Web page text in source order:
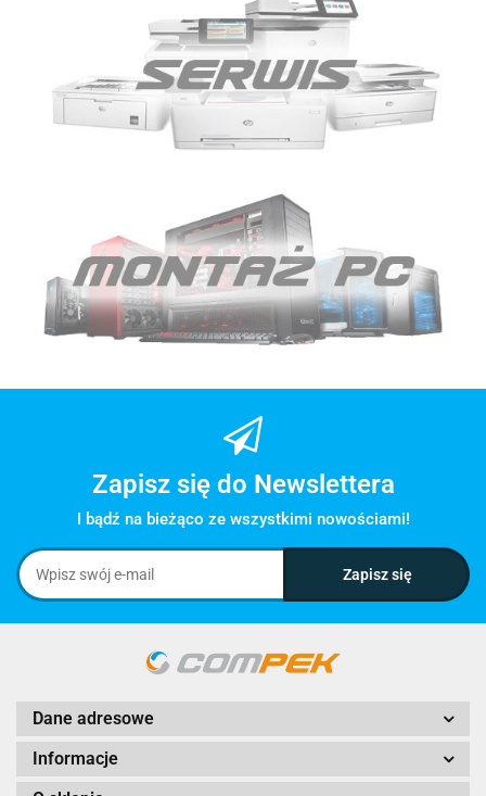
Zapisz się do Newslettera
I bądź na bieżąco ze wszystkimi nowościami!
Dane adresowe
Informacje